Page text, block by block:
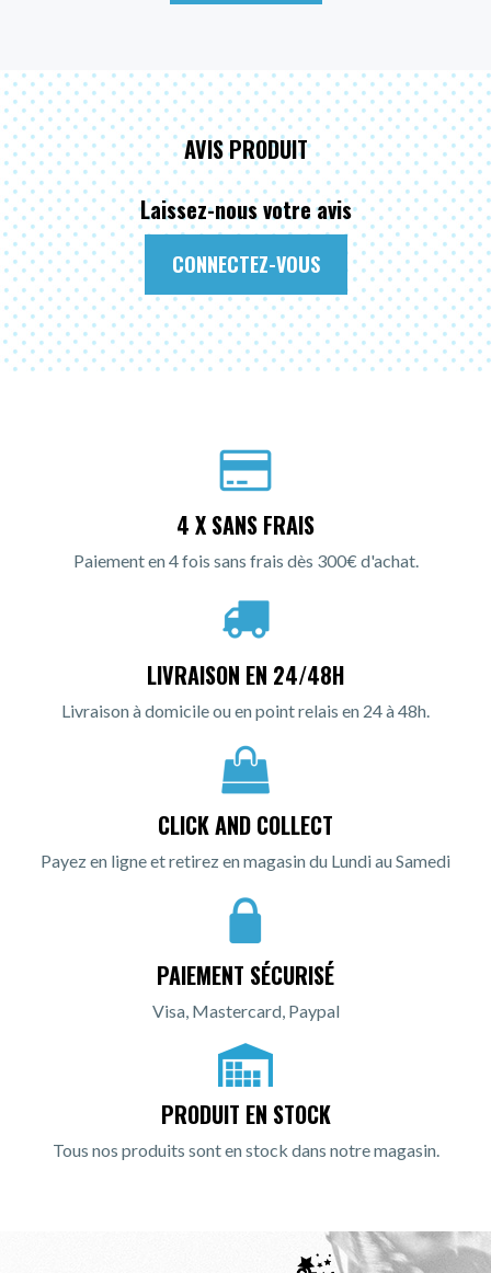
AVIS PRODUIT
Laissez-nous votre avis
CONNECTEZ-VOUS
4 X SANS FRAIS
Paiement en 4 fois sans frais dès 300€ d'achat.
LIVRAISON EN 24/48H
Livraison à domicile ou en point relais en 24 à 48h.
CLICK AND COLLECT
Payez en ligne et retirez en magasin du Lundi au Samedi
PAIEMENT SÉCURISÉ
Visa, Mastercard, Paypal
PRODUIT EN STOCK
Tous nos produits sont en stock dans notre magasin.